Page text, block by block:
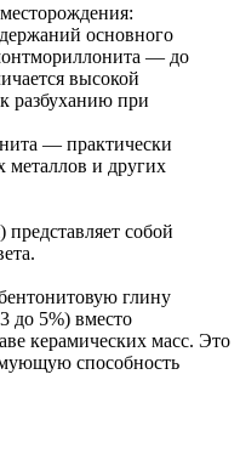
основного
— до
высокой
разбуханию при
— практически
металлов и других
собой
глину
до 5%) вместо
керамических масс. Это
способность